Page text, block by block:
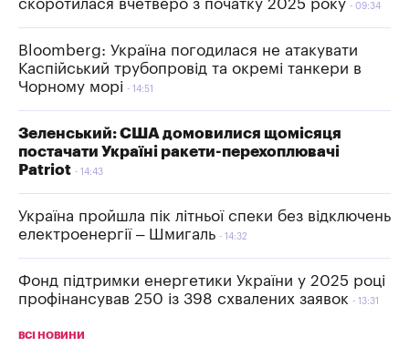
скоротилася вчетверо з початку 2025 року 09:34
Bloomberg: Україна погодилася не атакувати
Каспійський трубопровід та окремі танкери в
Чорному морі
14:51
Зеленський: США домовилися щомісяця
постачати Україні ракети-перехоплювачі
Patriot
14:43
Україна пройшла пік літньої спеки без відключень
електроенергії – Шмигаль
14:32
Фонд підтримки енергетики України у 2025 році
профінансував 250 із 398 схвалених заявок
13:31
ВСІ НОВИНИ